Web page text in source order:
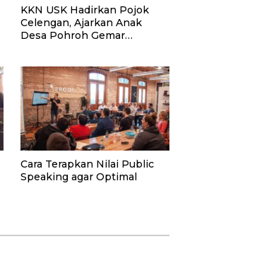
KKN USK Hadirkan Pojok
Celengan, Ajarkan Anak
Desa Pohroh Gemar
Cara Terapkan Nilai Public
Speaking agar Optimal